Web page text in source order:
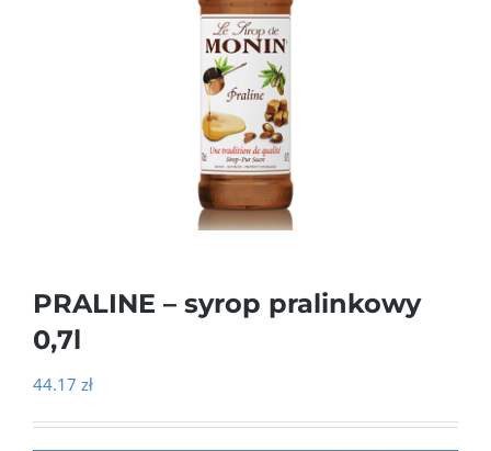
PRALINE – syrop pralinkowy
0,7l
44.17 zł